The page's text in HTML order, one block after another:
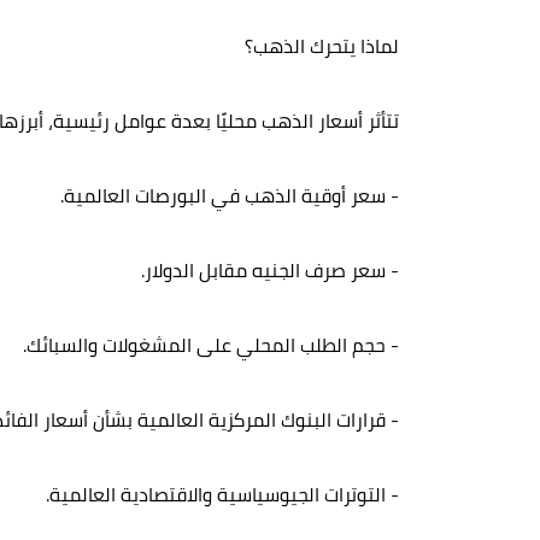
لماذا يتحرك الذهب؟
تتأثر أسعار الذهب محليًا بعدة عوامل رئيسية،
- سعر أوقية الذهب في البورصات العالمية.
- سعر صرف الجنيه مقابل الدولار.
- حجم الطلب المحلي على المشغولات والسبائك.
- قرارات البنوك المركزية العالمية بشأن أسعار
- التوترات الجيوسياسية والاقتصادية العالمية.